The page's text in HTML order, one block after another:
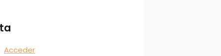
Acceder